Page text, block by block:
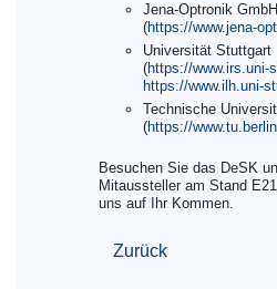
Jena-Optronik GmbH
(https://www.jena-
Universität Stuttgart
(https://www.irs.uni-
https://www.ilh.uni-
Technische
(https://
Besuchen Sie das DeSK
Mitaussteller am Stand
uns auf Ihr Kommen.
Zurück